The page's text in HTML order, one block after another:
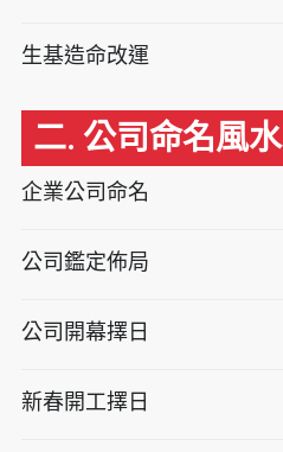
生基造命改運
二. 公司命名風水
企業公司命名
公司鑑定佈局
公司開幕擇日
新春開工擇日